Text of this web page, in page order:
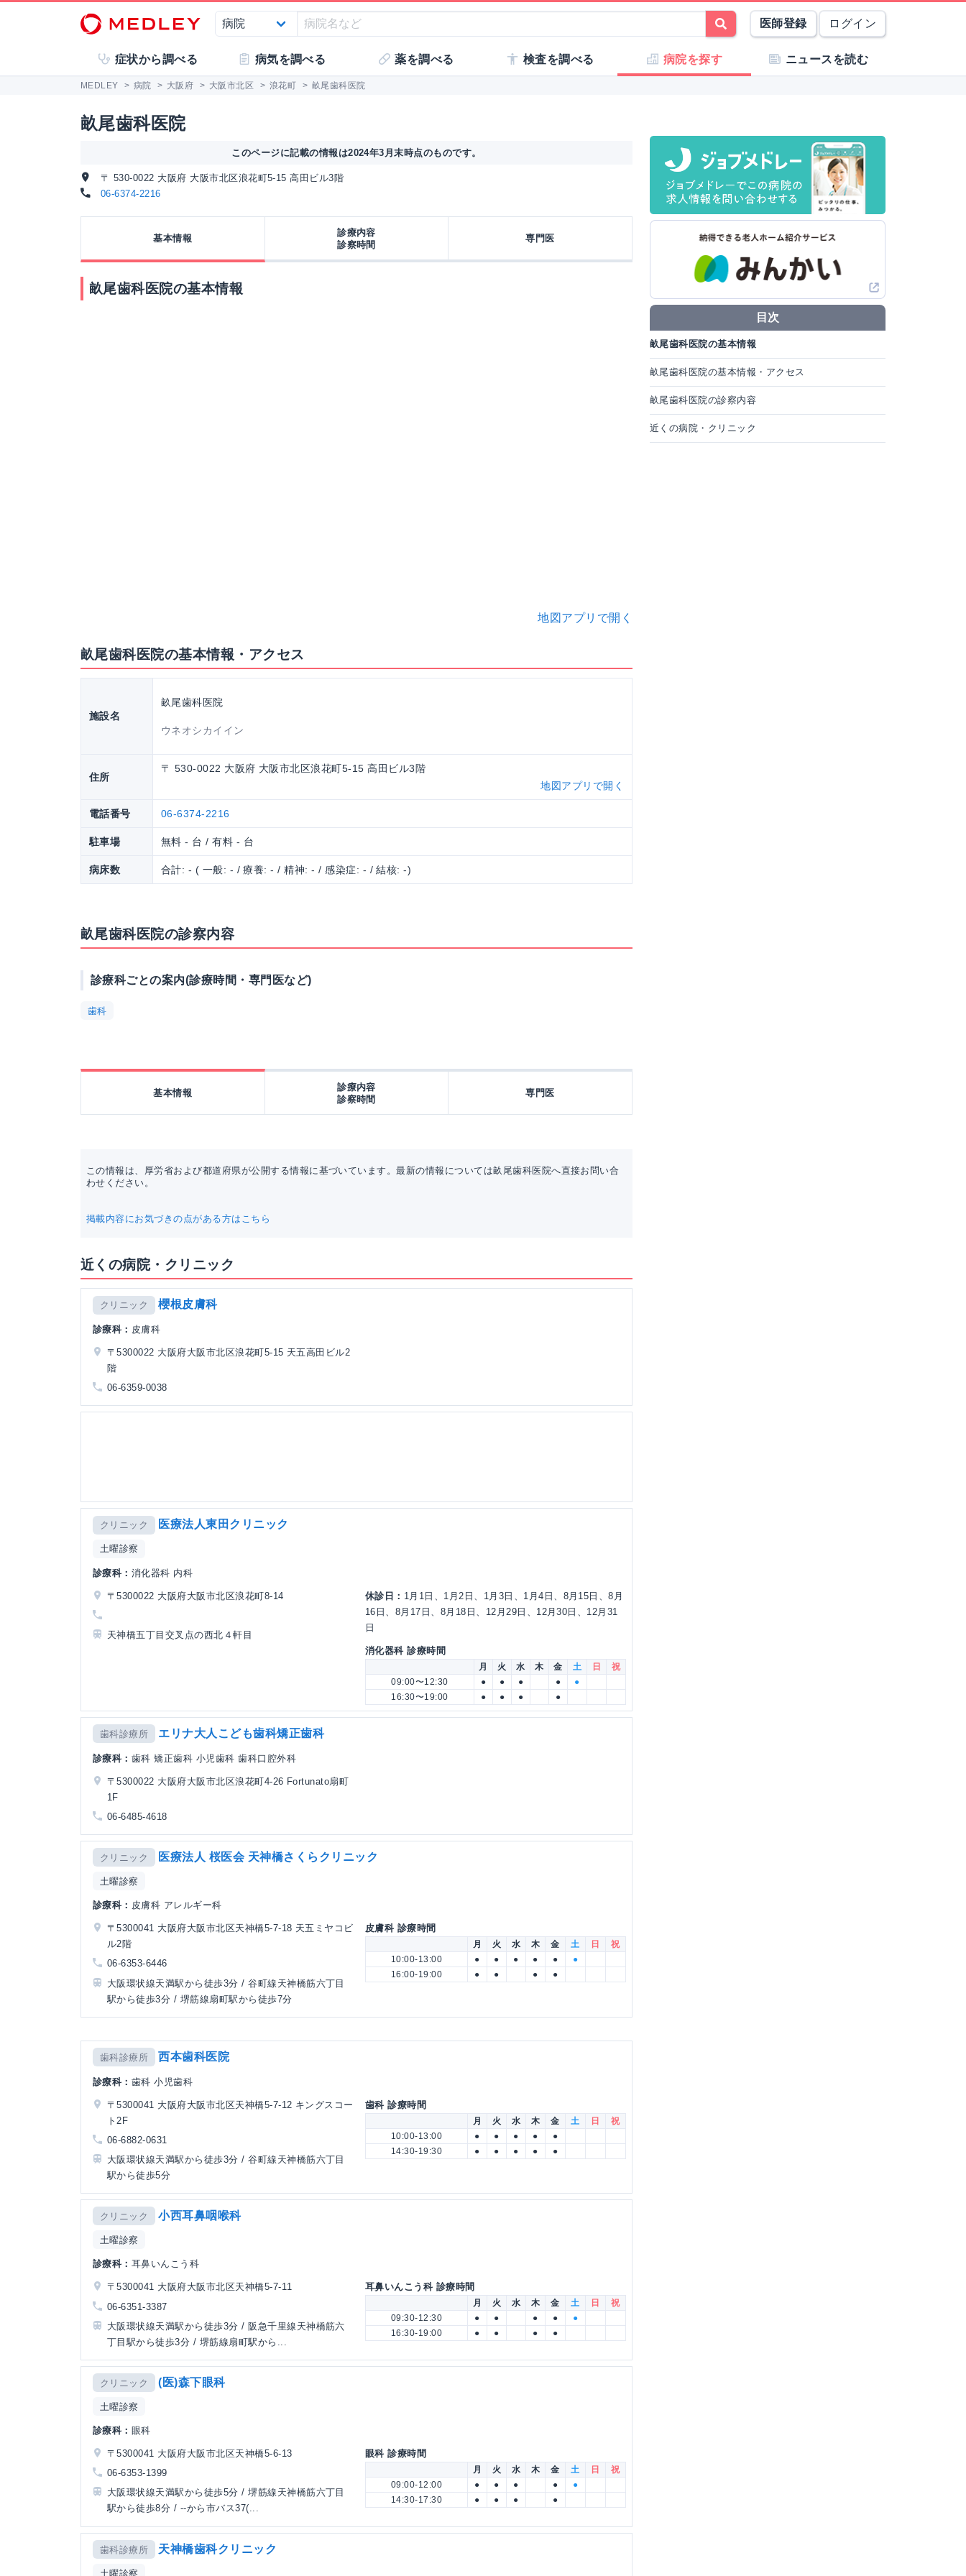
医師登録 ログイン
症状から調べる 病気を調べる 薬を調べる 検査を調べる 病院を探す ニュースを読む
MEDLEY > 病院 > 大阪府 > 大阪市北区 > 浪花町 > 畝尾歯科医院
畝尾歯科医院
このページに記載の情報は2024年3月末時点のものです。
〒 530-0022 大阪府 大阪市北区浪花町5-15 高田ビル3階
06-6374-2216
基本情報
診療内容
診察時間
専門医
畝尾歯科医院の基本情報
地図アプリで開く
畝尾歯科医院の基本情報・アクセス
施設名
畝尾歯科医院
ウネオシカイイン
住所
〒 530-0022 大阪府 大阪市北区浪花町5-15 高田ビル3階
地図アプリで開く
電話番号 06-6374-2216
駐車場 無料 - 台 / 有料 - 台
病床数 合計: - ( 一般: - / 療養: - / 精神: - / 感染症: - / 結核: -)
畝尾歯科医院の診察内容
診療科ごとの案内(診療時間・専門医など)
歯科
基本情報
診療内容
診察時間
専門医
この情報は、厚労省および都道府県が公開する情報に基づいています。最新の情報については畝尾歯科医院へ直接お問い合
わせください。
掲載内容にお気づきの点がある方はこちら
近くの病院・クリニック
クリニック 櫻根皮膚科
診療科： 皮膚科
〒5300022 大阪府大阪市北区浪花町5-15 天五高田ビル2
階
06-6359-0038
クリニック 医療法人東田クリニック
土曜診察
診療科： 消化器科 内科
〒5300022 大阪府大阪市北区浪花町8-14
天神橋五丁目交叉点の西北４軒目
休診日： 1月1日、1月2日、1月3日、1月4日、8月15日、8月
16日、8月17日、8月18日、12月29日、12月30日、12月31
日
消化器科 診療時間
月 火 水 木 金 土 日
祝
09:00〜12:30
● ● ● ●
●
16:30〜19:00
● ● ● ●
歯科診療所 エリナ大人こども歯科矯正歯科
診療科： 歯科 矯正歯科 小児歯科 歯科口腔外科
〒5300022 大阪府大阪市北区浪花町4-26 Fortunato扇町
1F
06-6485-4618
クリニック 医療法人 桜医会 天神橋さくらクリニック
土曜診察
診療科： 皮膚科 アレルギー科
〒5300041 大阪府大阪市北区天神橋5-7-18 天五ミヤコビ
ル2階
06-6353-6446
大阪環状線天満駅から徒歩3分 / 谷町線天神橋筋六丁目
駅から徒歩3分 / 堺筋線扇町駅から徒歩7分
皮膚科 診療時間
月 火 水 木 金 土 日
祝
10:00-13:00
● ● ● ● ●
●
16:00-19:00
● ● ● ●
歯科診療所 西本歯科医院
診療科： 歯科 小児歯科
〒5300041 大阪府大阪市北区天神橋5-7-12 キングスコー
ト2F
06-6882-0631
大阪環状線天満駅から徒歩3分 / 谷町線天神橋筋六丁目
駅から徒歩5分
歯科 診療時間
月 火 水 木 金 土 日
祝
10:00-13:00
● ● ● ●
●
14:30-19:30
● ● ● ● ●
クリニック 小西耳鼻咽喉科
土曜診察
診療科： 耳鼻いんこう科
〒5300041 大阪府大阪市北区天神橋5-7-11
06-6351-3387
大阪環状線天満駅から徒歩3分 / 阪急千里線天神橋筋六
丁目駅から徒歩3分 / 堺筋線扇町駅から...
耳鼻いんこう科 診療時間
月 火 水 木 金 土 日
祝
09:30-12:30
● ● ● ●
●
16:30-19:00
● ● ● ●
クリニック (医)森下眼科
土曜診察
診療科： 眼科
〒5300041 大阪府大阪市北区天神橋5-6-13
06-6353-1399
大阪環状線天満駅から徒歩5分 / 堺筋線天神橋筋六丁目
駅から徒歩8分 / --から市バス37(...
眼科 診療時間
月 火 水 木 金 土 日
祝
09:00-12:00
● ● ● ●
●
14:30-17:30
● ● ● ●
歯科診療所 天神橋歯科クリニック
土曜診察
目次
畝尾歯科医院の基本情報
畝尾歯科医院の基本情報・アクセス
畝尾歯科医院の診察内容
近くの病院・クリニック